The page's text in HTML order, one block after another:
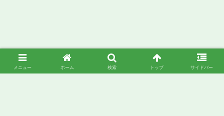
メニュー ホーム 検索 トップ サイドバー